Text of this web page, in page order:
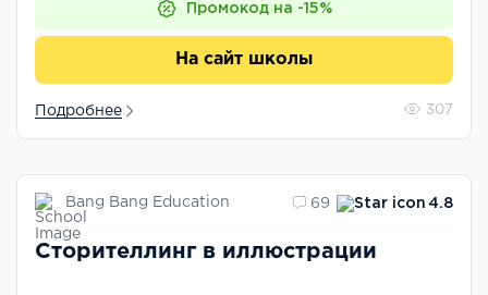
Промокод на -15%
На сайт школы
Подробнее 307
Bang Bang Education 69 4.8
Сторителлинг в иллюстрации